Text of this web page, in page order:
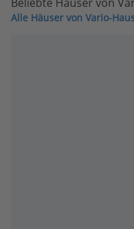
Alle Häuser von Vario-